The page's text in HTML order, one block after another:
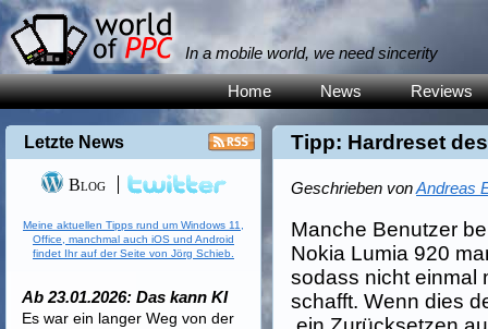
In a mobile world, we need sincerity
Home News Reviews
Tipp: Hardreset
Geschrieben vonAndreas
Manche Benutzer
Nokia Lumia 920
sodass nicht einmal
schafft. Wenn dies
Letzte News
Blog
Meine aktuellen Tipps rund um Windows 11,
Office, manchmal auch iOS und Android
findet Ihr auf der Seite von Jörg Schieb.
Ab 23.01.2026: Das kann KI
Es war ein langer Weg von der